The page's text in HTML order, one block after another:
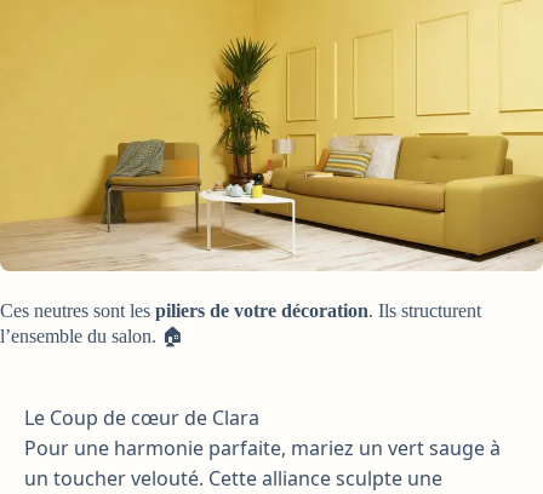
Ces neutres sont les piliers de votre décoration. Ils structurent
l’ensemble du salon. 🏠
Le Coup de cœur de Clara
Pour une harmonie parfaite, mariez un vert sauge à
un toucher velouté. Cette alliance sculpte une